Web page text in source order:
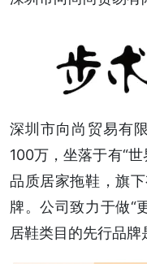
深圳市向尚贸易有
100万，坐落于有“
品质居家拖鞋，旗
牌。公司致力于做“
居鞋类目的先行品牌